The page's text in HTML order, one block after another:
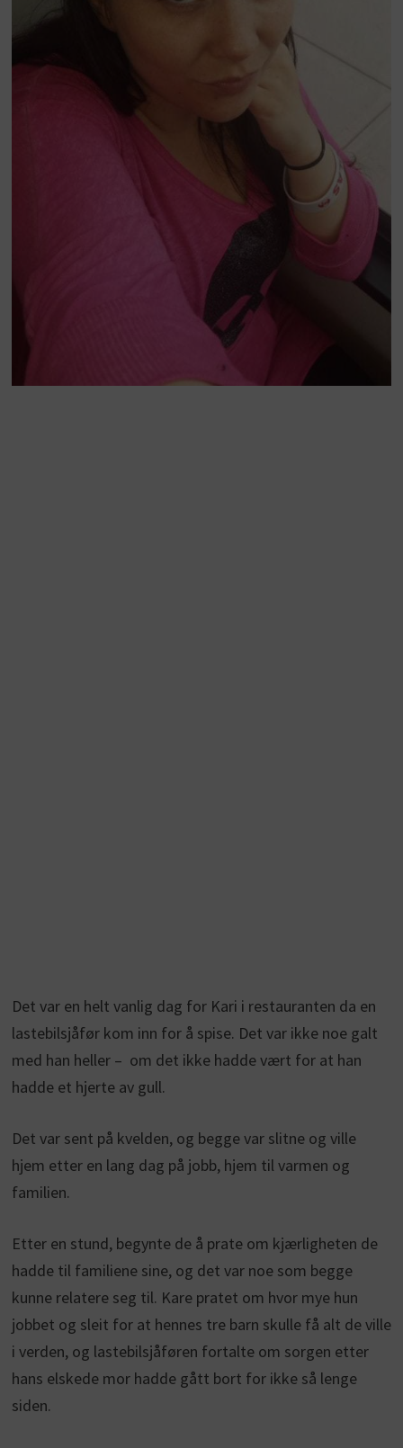
Det var en helt vanlig dag for Kari i restauranten da en
lastebilsjåfør kom inn for å spise. Det var ikke noe galt
med han heller – om det ikke hadde vært for at han
hadde et hjerte av gull.
Det var sent på kvelden, og begge var slitne og ville
hjem etter en lang dag på jobb, hjem til varmen og
familien.
Etter en stund, begynte de å prate om kjærligheten de
hadde til familiene sine, og det var noe som begge
kunne relatere seg til. Kare pratet om hvor mye hun
jobbet og sleit for at hennes tre barn skulle få alt de ville
i verden, og lastebilsjåføren fortalte om sorgen etter
hans elskede mor hadde gått bort for ikke så lenge
siden.